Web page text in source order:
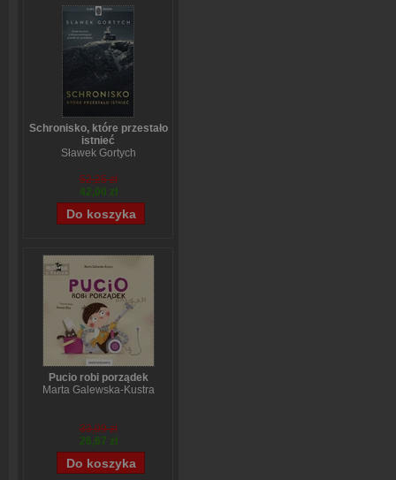
Schronisko, które przestało
istnieć
Sławek Gortych
52,25 zł
42,00 zł
Pucio robi porządek
Marta Galewska-Kustra
33,09 zł
26,67 zł